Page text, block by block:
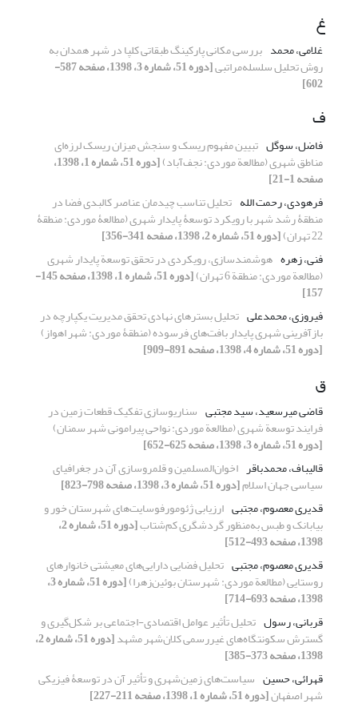
غ
غلامی، محمد بررسی مکانی پارکینگ طبقاتی کلپا در شهر همدان به‌
روش تحلیل سلسله‌مراتبی [دوره 51، شماره 3، 1398، صفحه 587-
602]
ف
فاضل، سوگل تبیین مفهوم ریسک و سنجش میزان ریسک لرزه‌ای
مناطق شهری (مطالعة موردی: نجف‌آباد) [دوره 51، شماره 1، 1398،
صفحه 1-21]
فرهودی، رحمت الله تحلیل تناسب چیدمان عناصر کالبدی فضا در
منطقۀ رشد شهر با رویکرد توسعۀ پایدار شهری (مطالعۀ موردی: منطقۀ
22 تهران)
[دوره 51، شماره 2، 1398، صفحه 341-356]
فنی، زهره هوشمندسازی، رویکردی در تحقق توسعة پایدار شهری
(مطالعة موردی: منطقة 6 تهران) [دوره 51، شماره 1، 1398، صفحه 145-
157]
فیروزی، محمدعلی تحلیل بسترهای نهادی تحقق مدیریت یکپارچه در
بازآفرینی شهری پایدار بافت‌های فرسوده (منطقۀ موردی: شهر اهواز)
[دوره 51، شماره 4، 1398، صفحه 891-909]
ق
قاضی میرسعید، سید مجتبی سناریوسازی تفکیک قطعات زمین در
فرایند توسعة شهری (مطالعة موردی: نواحی پیرامونی شهر سمنان)
[دوره 51، شماره 3، 1398، صفحه 625-652]
قالیباف، محمدباقر اخوان‌المسلمین و قلمروسازی آن در جغرافیای
سیاسی جهان اسلام[دوره 51، شماره 3، 1398، صفحه 798-823]
قدیری معصوم، مجتبی ارزیابی ژئومورفوسایت‌های شهرستان خور و
بیابانک و طبس به‌منظور گردشگری کم‌شتاب [دوره 51، شماره 2،
1398، صفحه 493-512]
قدیری معصوم، مجتبی تحلیل فضایی دارایی‌های معیشتی خانوارهای
روستایی (مطالعة موردی: شهرستان بوئین‌زهرا) [دوره 51، شماره 3،
1398، صفحه 693-714]
قربانی، رسول تحلیل تأثیر عوامل اقتصادی-اجتماعی بر شکل‌گیری و
گسترش سکونتگاه‌های غیررسمی کلان‌شهر مشهد [دوره 51، شماره 2،
1398، صفحه 373-385]
قهرائی، حسین سیاست‌های زمین‌شهری و تأثیر آن در توسعۀ فیزیکی
شهر اصفهان[دوره 51، شماره 1، 1398، صفحه 211-227]